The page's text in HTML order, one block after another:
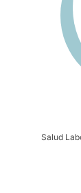
Salud